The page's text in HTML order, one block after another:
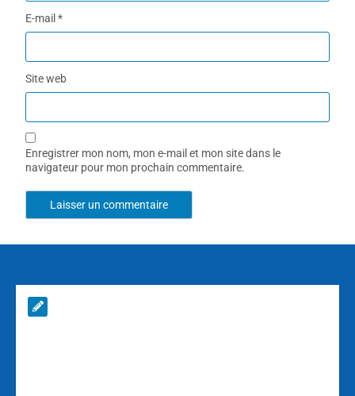
E-mail*
Site web
Enregistrer mon nom, mon e-mail et mon site dans le
navigateur pour mon prochain commentaire.